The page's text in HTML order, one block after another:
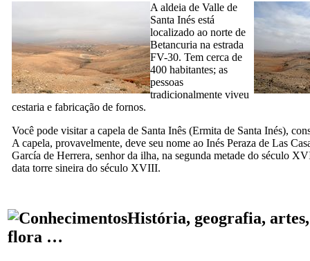
A aldeia de Valle de
Santa Inés está
localizado ao norte de
Betancuria na estrada
FV-30. Tem cerca de
400 habitantes; as
pessoas
tradicionalmente viveu
cestaria e fabricação de fornos.
Você pode visitar a capela de Santa Inês (Ermita de Santa Inés),
A capela, provavelmente, deve seu nome ao Inés Peraza de Las
García de Herrera, senhor da ilha, na segunda metade do século
data torre sineira do século XVIII.
História, geografia,
flora …